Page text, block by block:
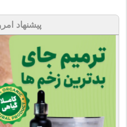
پیشنهاد